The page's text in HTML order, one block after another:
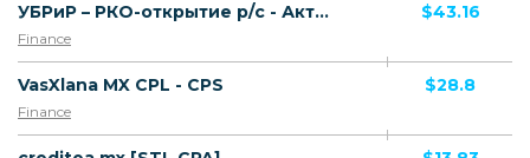
УБРиР – РКО-открытие р/с - Активация расчётного счёта
Finance
$43.16
VasXlana MX CPL - CPS
Finance
$28.8